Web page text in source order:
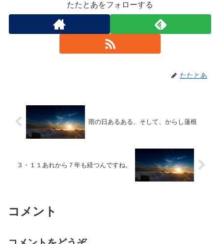
たたとあをフォローする
たたとあ
雨の日あるある、そして、からし蓮根
３・１１あれから７年も経つんですね。
コメント